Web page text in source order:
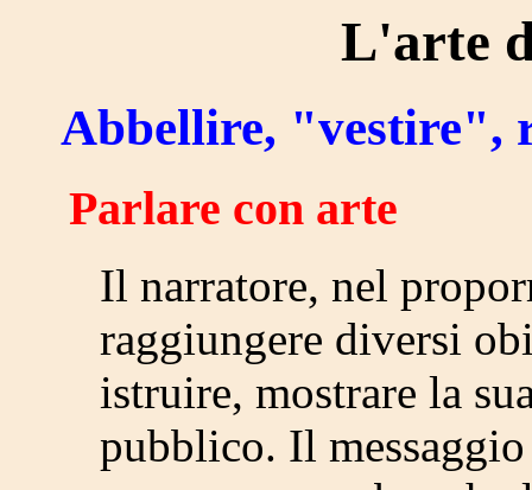
L'arte
Abbellire, "vestire",
Parlare con arte
Il narratore, nel
raggiungere diversi
istruire, mostrare la
pubblico. Il messaggio